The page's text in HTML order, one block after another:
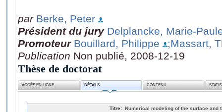
par Berke, Peter
Président du jury Delplancke, Marie-
Promoteur Bouillard, Philippe
;Massart,
Publication Non publié, 2008-12-19
Thèse de doctorat
ACCÈS EN LIGNE DÉTAILS CONTENU
Titre: Numerical modeling of the surface and